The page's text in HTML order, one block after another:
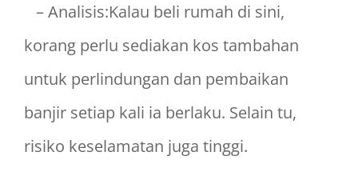
– Analisis:Kalau beli rumah di sini,
korang perlu sediakan kos tambahan
untuk perlindungan dan pembaikan
banjir setiap kali ia berlaku. Selain tu,
risiko keselamatan juga tinggi.